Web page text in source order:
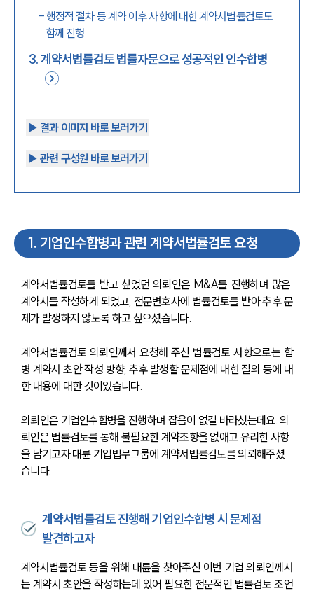
-행정적 절차 등 계약 이후 사항에 대한 계약서법률검토도
함께 진행
3.계약서법률검토 법률자문으로 성공적인 인수합병
▶︎ 결과 이미지 바로 보러가기
▶︎ 관련 구성원 바로 보러가기
1 . 기업인수합병과 관련 계약서법률검토 요청
계약서법률검토를 받고 싶었던 의뢰인은 M&A를 진행하며 많은
계약서를 작성하게 되었고, 전문변호사에 법률검토를 받아 추후 문
제가 발생하지 않도록 하고 싶으셨습니다.
계약서법률검토 의뢰인께서 요청해 주신 법률검토 사항으로는 합
병 계약서 초안 작성 방향, 추후 발생할 문제점에 대한 질의 등에 대
한 내용에 대한 것이었습니다.
의뢰인은 기업인수합병을 진행하며 잡음이 없길 바라셨는데요. 의
뢰인은 법률검토를 통해 불필요한 계약조항을 없애고 유리한 사항
을 남기고자 대륜 기업법무그룹에 계약서법률검토를 의뢰해주셨
습니다.
계약서법률검토 진행해 기업인수합병 시 문제점
발견하고자
계약서법률검토 등을 위해 대륜을 찾아주신 이번 기업 의뢰인께서
는 계약서 초안을 작성하는데 있어 필요한 전문적인 법률검토 조언